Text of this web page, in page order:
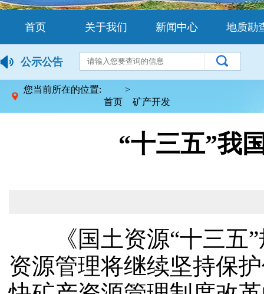
首页 关于我们 新闻中心 地质勘
公示公告
您当前所在的位置: 首页 > 矿产开发
“十三五”我
《国土资源“十三五”
资源管理将继续坚持保